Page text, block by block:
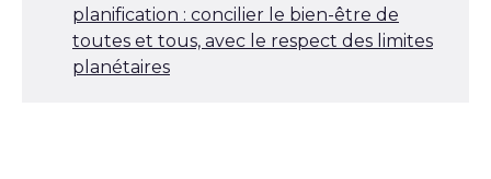
planification : concilier le bien-être de
toutes et tous, avec le respect des limites
planétaires